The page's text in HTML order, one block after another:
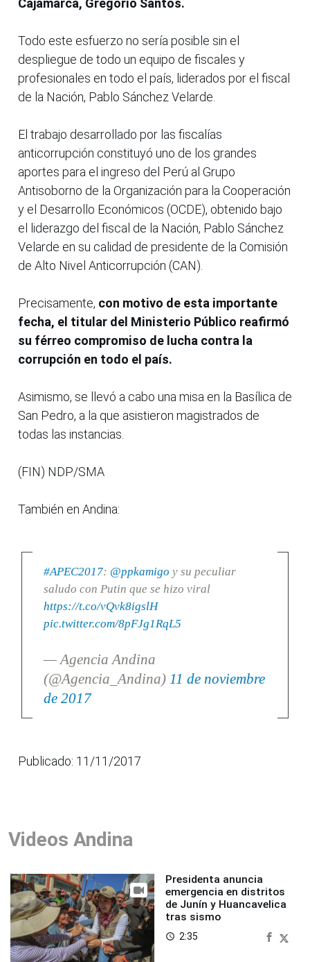
Cajamarca, Gregorio Santos.
Todo este esfuerzo no sería posible sin el
despliegue de todo un equipo de fiscales y
profesionales en todo el país, liderados por el fiscal
de la Nación, Pablo Sánchez Velarde.
El trabajo desarrollado por las fiscalías
anticorrupción constituyó uno de los grandes
aportes para el ingreso del Perú al Grupo
Antisoborno de la Organización para la Cooperación
y el Desarrollo Económicos (OCDE), obtenido bajo
el liderazgo del fiscal de la Nación, Pablo Sánchez
Velarde en su calidad de presidente de la Comisión
de Alto Nivel Anticorrupción (CAN).
Precisamente, con motivo de esta importante
fecha, el titular del Ministerio Público reafirmó
su férreo compromiso de lucha contra la
corrupción en todo el país.
Asimismo, se llevó a cabo una misa en la Basílica de
San Pedro, a la que asistieron magistrados de
todas las instancias.
(FIN) NDP/SMA
También en Andina:
#APEC2017: @ppkamigo y su peculiar
saludo con Putin que se hizo viral
https://t.co/vQvk8igslH
pic.twitter.com/8pFJg1RqL5
— Agencia Andina
(@Agencia_Andina) 11 de noviembre
de 2017
Publicado: 11/11/2017
Videos Andina
Presidenta anuncia
emergencia en distritos
de Junín y Huancavelica
tras sismo
access_time 2:35